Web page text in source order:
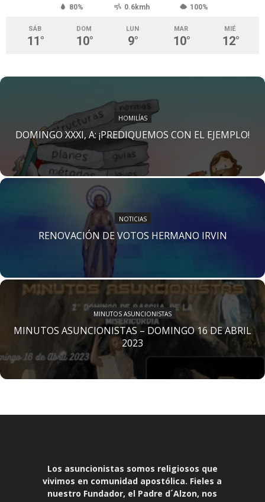
80% 0.6kmh 100%
SÁB
11°
DOM
10°
LUN
9°
MAR
10°
MIÉ
12°
HOMILÍAS
DOMINGO XXXI, A: ¡PREDIQUEMOS CON EL EJEMPLO!
NOTICIAS
RENOVACIÓN DE VOTOS HERMANO IRVIN
MINUTOS ASUNCIONISTAS
MINUTOS ASUNCIONISTAS – DOMINGO 16 DE ABRIL
2023
Los asuncionistas somos religiosos que
vivimos en comunidad apostólica. Fieles a
nuestro Fundador, el Padre d´Alzon, nos